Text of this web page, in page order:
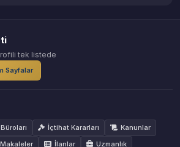
tek listede
Sayfalar
İçtihat Kararları
Kanunlar
Makaleler İlanlar
Uzmanlık